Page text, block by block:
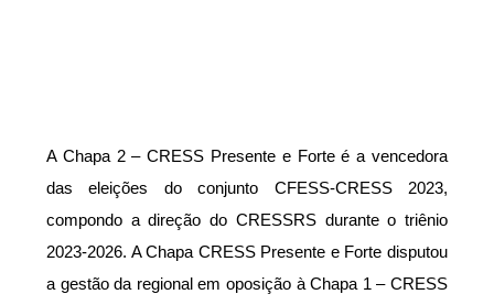
A Chapa 2 – CRESS Presente e Forte é a vencedora
das eleições do conjunto CFESS-CRESS 2023,
compondo a direção do CRESSRS durante o triênio
2023-2026. A Chapa CRESS Presente e Forte disputou
a gestão da regional em oposição à Chapa 1 – CRESS